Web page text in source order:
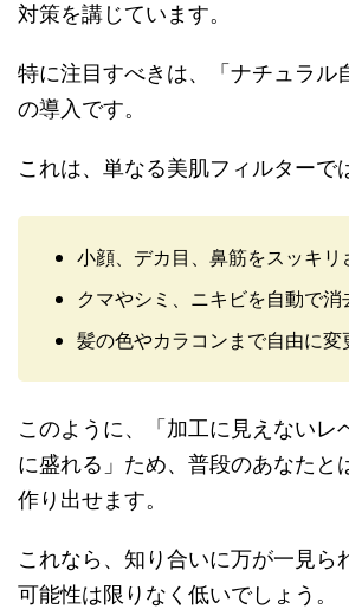
対策を講じています。
特に注目すべきは、「ナチュラル
の導入です。
これは、単なる美肌フィルターで
小顔、デカ目、鼻筋をスッキリ
クマやシミ、ニキビを自動で消
髪の色やカラコンまで自由に変
このように、「加工に見えないレ
に盛れる」ため、普段のあなたと
作り出せます。
これなら、知り合いに万が一見ら
可能性は限りなく低いでしょう。